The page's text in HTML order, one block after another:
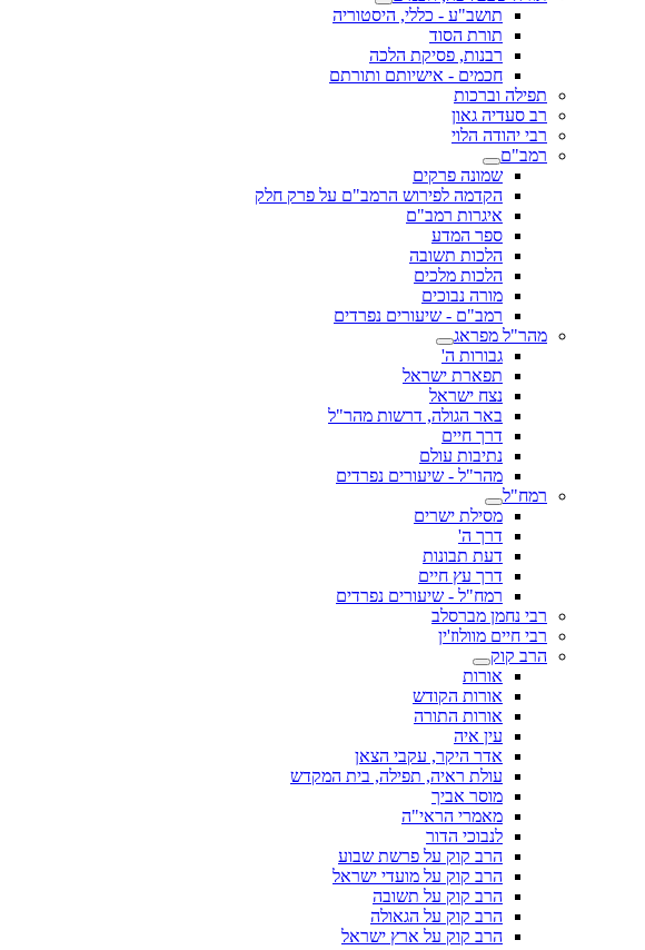
תושב"ע - כללי, היסטוריה
תורת הסוד
רבנות, פסיקת הלכה
חכמים - אישיותם ותורתם
תפילה וברכות
רב סעדיה גאון
רבי יהודה הלוי
רמב"ם
שמונה פרקים
הקדמה לפירוש הרמב"ם על פרק חלק
איגרות רמב"ם
ספר המדע
הלכות תשובה
הלכות מלכים
מורה נבוכים
רמב"ם - שיעורים נפרדים
מהר"ל מפראג
גבורות ה'
תפארת ישראל
נצח ישראל
באר הגולה, דרשות מהר"ל
דרך חיים
נתיבות עולם
מהר"ל - שיעורים נפרדים
רמח"ל
מסילת ישרים
דרך ה'
דעת תבונות
דרך עץ חיים
רמח"ל - שיעורים נפרדים
רבי נחמן מברסלב
רבי חיים מוולוז'ין
הרב קוק
אורות
אורות הקודש
אורות התורה
עין איה
אדר היקר, עקבי הצאן
עולת ראיה, תפילה, בית המקדש
מוסר אביך
מאמרי הראי"ה
לנבוכי הדור
הרב קוק על פרשת שבוע
הרב קוק על מועדי ישראל
הרב קוק על תשובה
הרב קוק על הגאולה
הרב קוק על ארץ ישראל